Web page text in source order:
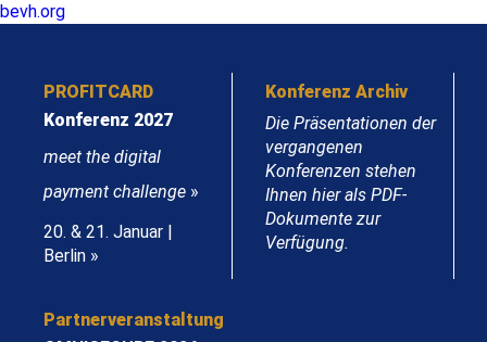
bevh.org
PROFITCARD
Konferenz 2027
meet the digital
payment challenge »
20. & 21. Januar |
Berlin »
Konferenz Archiv
Die Präsentationen der
vergangenen
Konferenzen stehen
Ihnen hier als PDF-
Dokumente zur
Verfügung.
Partnerveranstaltung